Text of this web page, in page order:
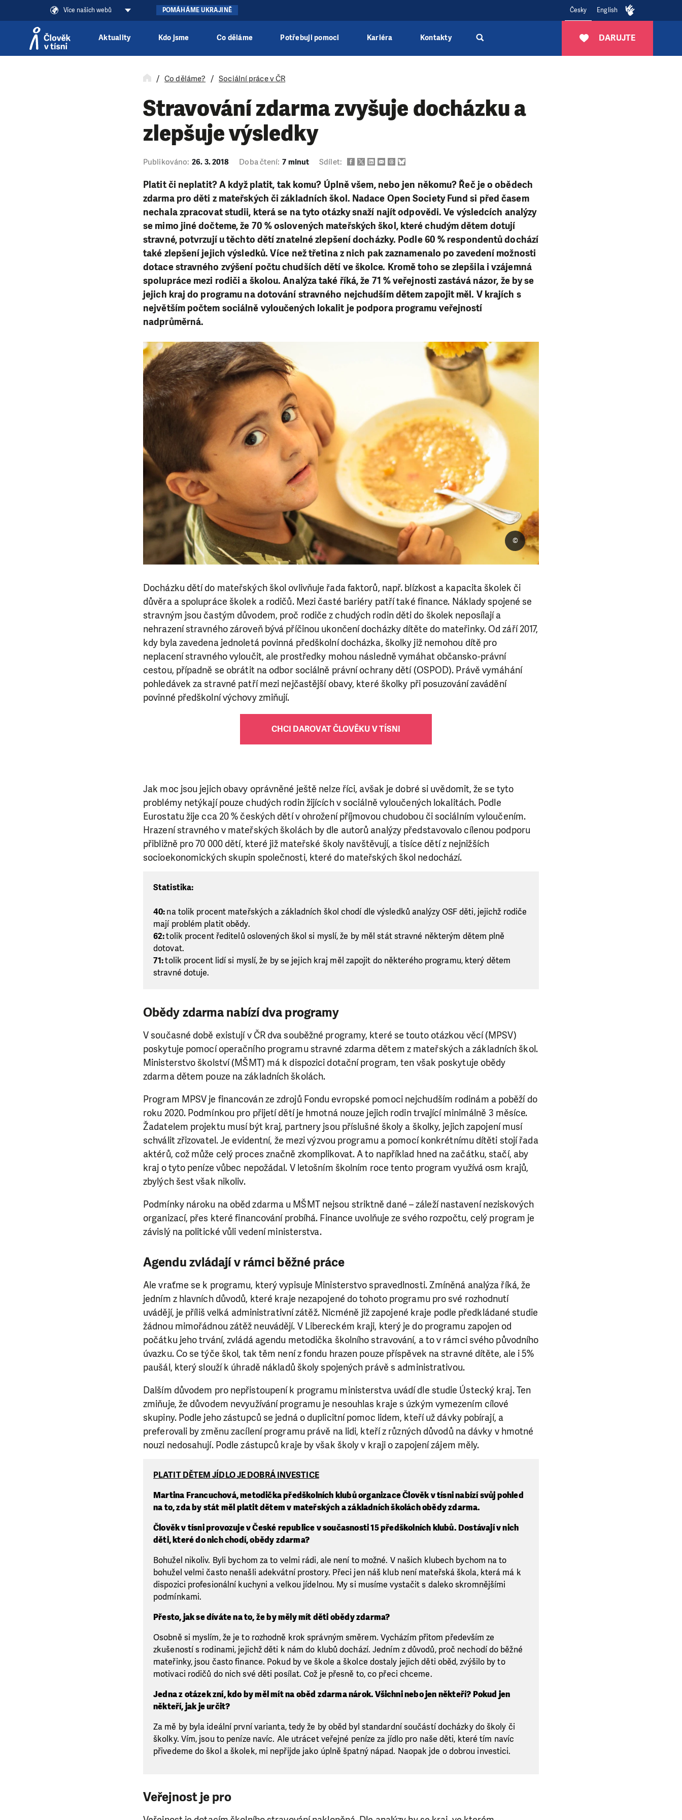
Více našich webů POMÁHÁME UKRAJINĚ Česky English
DARUJTE
Aktuality Kdo jsme Co děláme Potřebuji pomoci Kariéra Kontakty
Co děláme? Sociální práce v ČR
Stravování zdarma zvyšuje docházku a
zlepšuje výsledky
Publikováno: 26. 3. 2018 Doba čtení: 7 minut Sdílet:
Platit či neplatit? A když platit, tak komu? Úplně všem, nebo jen někomu? Řeč je o obědech
zdarma pro děti z mateřských či základních škol. Nadace Open Society Fund si před časem
nechala zpracovat studii, která se na tyto otázky snaží najít odpovědi. Ve výsledcích analýzy
se mimo jiné dočteme, že 70 % oslovených mateřských škol, které chudým dětem dotují
stravné, potvrzují u těchto dětí znatelné zlepšení docházky. Podle 60 % respondentů dochází
také zlepšení jejich výsledků. Více než třetina z nich pak zaznamenalo po zavedení možnosti
dotace stravného zvýšení počtu chudších dětí ve školce. Kromě toho se zlepšila i vzájemná
spolupráce mezi rodiči a školou. Analýza také říká, že 71 % veřejnosti zastává názor, že by se
jejich kraj do programu na dotování stravného nejchudším dětem zapojit měl. V krajích s
největším počtem sociálně vyloučených lokalit je podpora programu veřejností
nadprůměrná.
©
Docházku dětí do mateřských škol ovlivňuje řada faktorů, např. blízkost a kapacita školek či
důvěra a spolupráce školek a rodičů. Mezi časté bariéry patří také finance. Náklady spojené se
stravným jsou častým důvodem, proč rodiče z chudých rodin děti do školek neposílají a
nehrazení stravného zároveň bývá příčinou ukončení docházky dítěte do mateřinky. Od září 2017,
kdy byla zavedena jednoletá povinná předškolní docházka, školky již nemohou dítě pro
neplacení stravného vyloučit, ale prostředky mohou následně vymáhat občansko-právní
cestou, případně se obrátit na odbor sociálně právní ochrany dětí (OSPOD). Právě vymáhání
pohledávek za stravné patří mezi nejčastější obavy, které školky při posuzování zavádění
povinné předškolní výchovy zmiňují.
CHCI DAROVAT ČLOVĚKU V TÍSNI
Jak moc jsou jejich obavy oprávněné ještě nelze říci, avšak je dobré si uvědomit, že se tyto
problémy netýkají pouze chudých rodin žijících v sociálně vyloučených lokalitách. Podle
Eurostatu žije cca 20 % českých dětí v ohrožení příjmovou chudobou či sociálním vyloučením.
Hrazení stravného v mateřských školách by dle autorů analýzy představovalo cílenou podporu
přibližně pro 70 000 dětí, které již mateřské školy navštěvují, a tisíce dětí z nejnižších
socioekonomických skupin společnosti, které do mateřských škol nedochází.
Statistika:
40:na tolik procent mateřských a základních škol chodí dle výsledků analýzy OSF děti, jejichž rodiče
mají problém platit obědy.
62:tolik procent ředitelů oslovených škol si myslí, že by měl stát stravné některým dětem plně
dotovat.
71:tolik procent lidí si myslí, že by se jejich kraj měl zapojit do některého programu, který dětem
stravné dotuje.
Obědy zdarma nabízí dva programy
V současné době existují v ČR dva souběžné programy, které se touto otázkou věcí (MPSV)
poskytuje pomocí operačního programu stravné zdarma dětem z mateřských a základních škol.
Ministerstvo školství (MŠMT) má k dispozici dotační program, ten však poskytuje obědy
zdarma dětem pouze na základních školách.
Program MPSV je financován ze zdrojů Fondu evropské pomoci nejchudším rodinám a poběží do
roku 2020. Podmínkou pro přijetí dětí je hmotná nouze jejich rodin trvající minimálně 3 měsíce.
Žadatelem projektu musí být kraj, partnery jsou příslušné školy a školky, jejich zapojení musí
schválit zřizovatel. Je evidentní, že mezi výzvou programu a pomocí konkrétnímu dítěti stojí řada
aktérů, což může celý proces značně zkomplikovat. A to například hned na začátku, stačí, aby
kraj o tyto peníze vůbec nepožádal. V letošním školním roce tento program využívá osm krajů,
zbylých šest však nikoliv.
Podmínky nároku na oběd zdarma u MŠMT nejsou striktně dané – záleží nastavení neziskových
organizací, přes které financování probíhá. Finance uvolňuje ze svého rozpočtu, celý program je
závislý na politické vůli vedení ministerstva.
Agendu zvládají v rámci běžné práce
Ale vraťme se k programu, který vypisuje Ministerstvo spravedlnosti. Zmíněná analýza říká, že
jedním z hlavních důvodů, které kraje nezapojené do tohoto programu pro své rozhodnutí
uvádějí, je příliš velká administrativní zátěž. Nicméně již zapojené kraje podle předkládané studie
žádnou mimořádnou zátěž neuvádějí. V Libereckém kraji, který je do programu zapojen od
počátku jeho trvání, zvládá agendu metodička školního stravování, a to v rámci svého původního
úvazku. Co se týče škol, tak těm není z fondu hrazen pouze příspěvek na stravné dítěte, ale i 5%
paušál, který slouží k úhradě nákladů školy spojených právě s administrativou.
Dalším důvodem pro nepřistoupení k programu ministerstva uvádí dle studie Ústecký kraj. Ten
zmiňuje, že důvodem nevyužívání programu je nesouhlas kraje s úzkým vymezením cílové
skupiny. Podle jeho zástupců se jedná o duplicitní pomoc lidem, kteří už dávky pobírají, a
preferovali by změnu zacílení programu právě na lidi, kteří z různých důvodů na dávky v hmotné
nouzi nedosahují. Podle zástupců kraje by však školy v kraji o zapojení zájem měly.
PLATIT DĚTEM JÍDLO JE DOBRÁ INVESTICE
Martina Francuchová, metodička předškolních klubů organizace Člověk v tísni nabízí svůj pohled
na to, zda by stát měl platit dětem v mateřských a základních školách obědy zdarma.
Člověk v tísni provozuje v České republice v současnosti 15 předškolních klubů. Dostávají v nich
děti, které do nich chodí, obědy zdarma?
Bohužel nikoliv. Byli bychom za to velmi rádi, ale není to možné. V našich klubech bychom na to
bohužel velmi často nenašli adekvátní prostory. Přeci jen náš klub není mateřská škola, která má k
dispozici profesionální kuchyni a velkou jídelnou. My si musíme vystačit s daleko skromnějšími
podmínkami.
Přesto, jak se díváte na to, že by měly mít děti obědy zdarma?
Osobně si myslím, že je to rozhodně krok správným směrem. Vycházím přitom především ze
zkušeností s rodinami, jejichž děti k nám do klubů dochází. Jedním z důvodů, proč nechodí do běžné
mateřinky, jsou často finance. Pokud by ve škole a školce dostaly jejich děti oběd, zvýšilo by to
motivaci rodičů do nich své děti posílat. Což je přesně to, co přeci chceme.
Jedna z otázek zní, kdo by měl mít na oběd zdarma nárok. Všichni nebo jen někteří? Pokud jen
někteří, jak je určit?
Za mě by byla ideální první varianta, tedy že by oběd byl standardní součástí docházky do školy či
školky. Vím, jsou to peníze navíc. Ale utrácet veřejné peníze za jídlo pro naše děti, které tím navíc
přivedeme do škol a školek, mi nepřijde jako úplně špatný nápad. Naopak jde o dobrou investici.
Veřejnost je pro
Abychom mohli pomáhat smysluplně, neobejdeme se bez Vaší podpory. Ať už se nám
rozhodnete pomoci jedním darem nebo se stanete pravidelným dárcem Klubu přátel, Vaše
dary nám umožní pomoci vždy tam, kde je to nejvíce potřeba.